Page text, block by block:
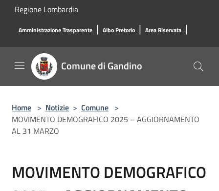
Salta al contenuto principale
Regione Lombardia
Amministrazione Trasparente | Albo Pretorio | Area Riservata |
Comune di Gandino
Home > Notizie > Comune >
MOVIMENTO DEMOGRAFICO 2025 – AGGIORNAMENTO
AL 31 MARZO
MOVIMENTO DEMOGRAFICO